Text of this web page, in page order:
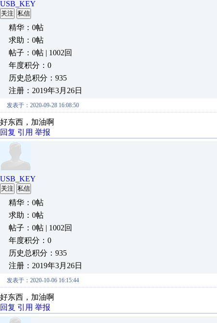
USB_KEY
关注 私信
精华：0帖
求助：0帖
帖子：0帖 | 1002回
年度积分：0
历史总积分：935
注册：2019年3月26日
发表于：2020-09-28 16:08:50
好东西，加油啊
回复 引用 举报
USB_KEY
关注 私信
精华：0帖
求助：0帖
帖子：0帖 | 1002回
年度积分：0
历史总积分：935
注册：2019年3月26日
发表于：2020-10-06 16:15:44
好东西，加油啊
回复 引用 举报